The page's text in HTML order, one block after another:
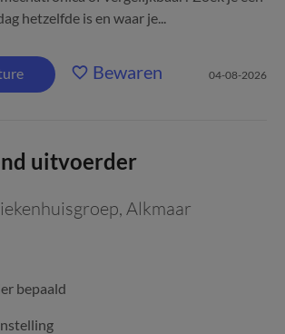
hetzelfde is en waar je...
Bewaren 04-08-2026
uitvoerder
, Alkmaar
bepaald